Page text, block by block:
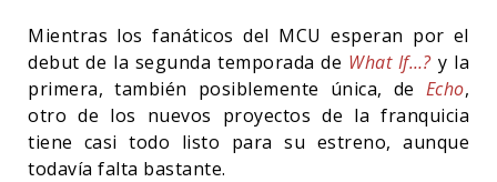
Mientras los fanáticos del MCU esperan por el
debut de la segunda temporada de What If…?y la
primera, también posiblemente única, de Echo,
otro de los nuevos proyectos de la franquicia
tiene casi todo listo para su estreno, aunque
todavía falta bastante.